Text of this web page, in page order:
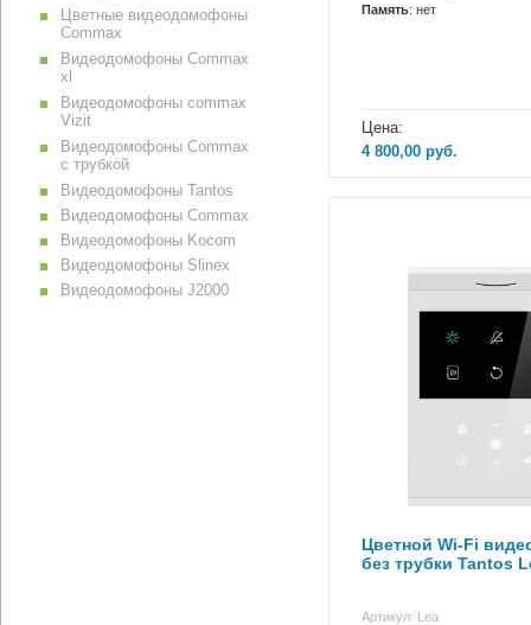
Цветные видеодомофоны
Commax
Видеодомофоны Commax
xl
Видеодомофоны commax
Vizit
Видеодомофоны Commax
с трубкой
Видеодомофоны Tantos
Видеодомофоны Commax
Видеодомофоны Kocom
Видеодомофоны Slinex
Видеодомофоны J2000
Память: нет
Цена:
4 800,00 руб.
Цветной Wi-Fi
без трубки Tantos
Артикул: Lea